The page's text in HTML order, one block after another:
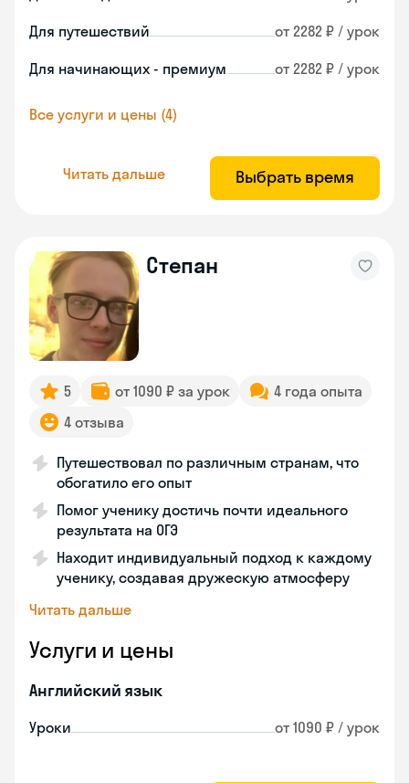
Для путешествий от 2282 ₽ / урок
Для начинающих - премиум от 2282 ₽ / урок
Все услуги и цены (4)
Читать дальше Выбрать время
Степан
5 от 1090 ₽ за урок
4 года опыта
4 отзыва
Путешествовал по различным странам, что
обогатило его опыт
Помог ученику достичь почти идеального
результата на ОГЭ
Находит индивидуальный подход к каждому
ученику, создавая дружескую атмосферу
Читать дальше
Услуги и цены
Английский язык
Уроки от 1090 ₽ / урок